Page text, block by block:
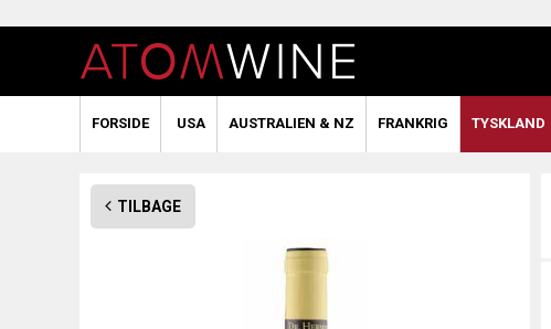
FORSIDE USA AUSTRALIEN & NZ FRANKRIG TYSKLAND
TILBAGE